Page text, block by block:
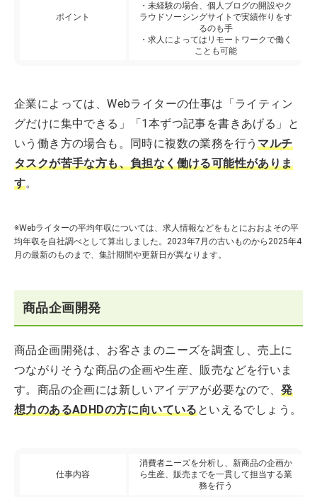
ポイント
・未経験の場合、個人ブログの開設やク
ラウドソーシングサイトで実績作りをす
るのも手
・求人によってはリモートワークで働く
ことも可能
企業によっては、Webライターの仕事は「ライティン
グだけに集中できる」「1本ずつ記事を書きあげる」と
いう働き方の場合も。同時に複数の業務を行うマルチ
タスクが苦手な方も、負担なく働ける可能性がありま
す。
※Webライターの平均年収については、求人情報などをもとにおおよその平
均年収を自社調べとして算出しました。2023年7月の古いものから2025年4
月の最新のものまで、集計期間や更新日が異なります。
商品企画開発
商品企画開発は、お客さまのニーズを調査し、売上に
つながりそうな商品の企画や生産、販売などを行いま
す。商品の企画には新しいアイデアが必要なので、発
想力のあるADHDの方に向いているといえるでしょう。
仕事内容
消費者ニーズを分析し、新商品の企画か
ら生産、販売までを一貫して担当する業
務を行う